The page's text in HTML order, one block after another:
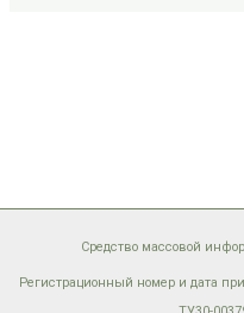
Средство массовой
Регистрационный номер и дата